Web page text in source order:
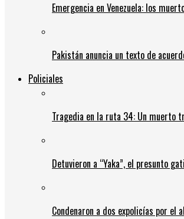
Emergencia en Venezuela: los
Pakistán anuncia un texto de
Policiales
Tragedia en la ruta 34: Un muerto
Detuvieron a “Yaka”, el presunto
Condenaron a dos expolicías por el